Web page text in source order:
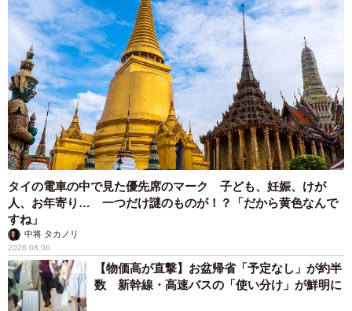
タイの電車の中で見た優先席のマーク 子ども、妊娠、けが
人、お年寄り… 一つだけ謎のものが！？「だから黄色なんで
すね」
中将 タカノリ
2026.08.06
【物価高が直撃】お盆帰省「予定なし」が約半
数 新幹線・高速バスの「使い分け」が鮮明に